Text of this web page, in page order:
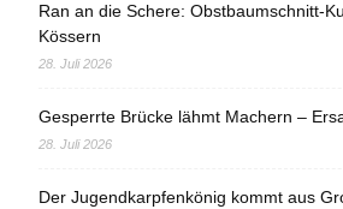
Ran an die Schere: Obstbaumschnitt-
Kössern
28. Juli 2026
Gesperrte Brücke lähmt Machern –
28. Juli 2026
Der Jugendkarpfenkönig kommt aus